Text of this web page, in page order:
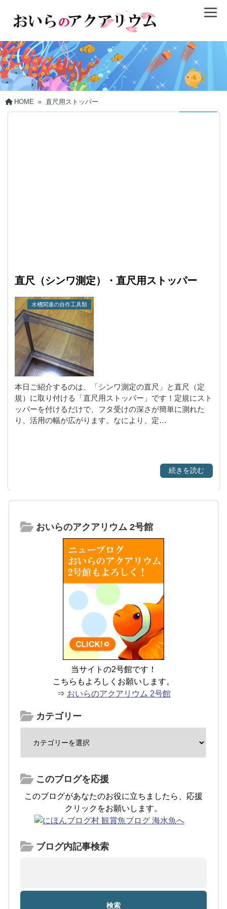
HOME » 直尺用ストッパー
直尺（シンワ測定）・直尺用ストッパー
水槽関連の自作工具類
本日ご紹介するのは、「シンワ測定の直尺」と直尺（定
規）に取り付ける「直尺用ストッパー」です！定規にスト
ッパーを付けるだけで、フタ受けの深さが簡単に測れた
り、活用の幅が広がります。なにより、定…
続きを読む
おいらのアクアリウム 2号館
当サイトの2号館です！
こちらもよろしくお願いします。
⇒ おいらのアクアリウム 2号館
カテゴリー
このブログを応援
このブログがあなたのお役に立ちましたら、応援
クリックをお願いします。
ブログ内記事検索